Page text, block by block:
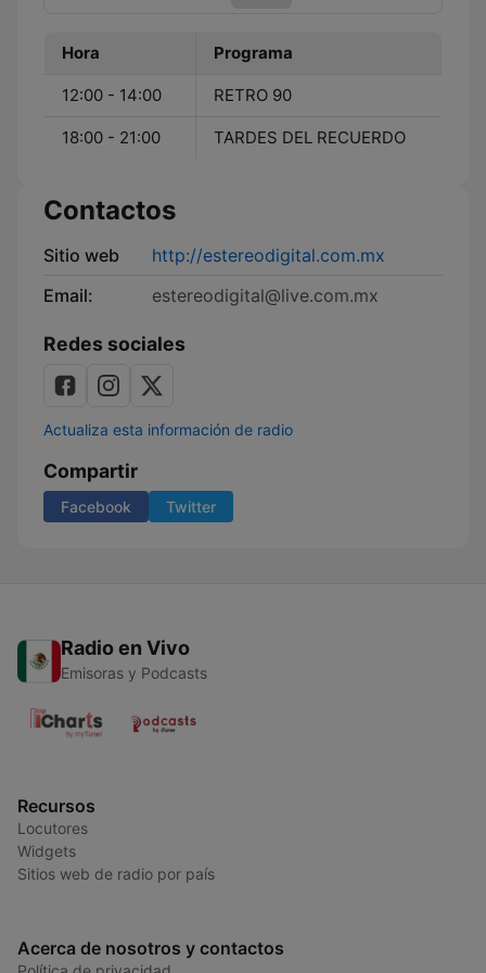
Hora Programa
12:00 - 14:00 RETRO 90
18:00 - 21:00 TARDES DEL RECUERDO
Contactos
Sitio web
http://estereodigital.com.mx
Email:
estereodigital@live.com.mx
Redes sociales
Actualiza esta información de radio
Compartir
Facebook Twitter
Radio en Vivo
Emisoras y Podcasts
Recursos
Locutores
Widgets
Sitios web de radio por país
Acerca de nosotros y contactos